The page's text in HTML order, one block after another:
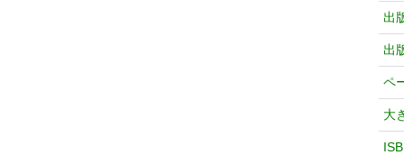
出
出
ペ
大